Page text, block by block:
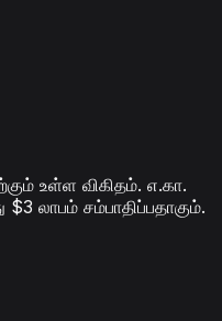
உள்ள விகிதம். எ.கா.
$3 லாபம் சம்பாதிப்பதாகும்.